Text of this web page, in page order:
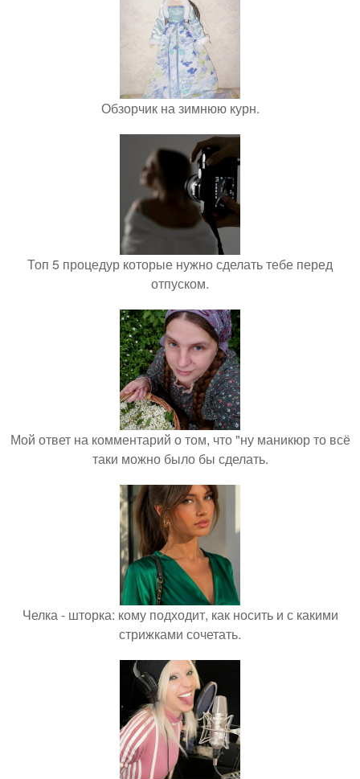
Обзорчик на зимнюю курн.
Топ 5 процедур которые нужно сделать тебе перед
отпуском.
Мой ответ на комментарий о том, что "ну маникюр то всё
таки можно было бы сделать.
Челка - шторка: кому подходит, как носить и с какими
стрижками сочетать.